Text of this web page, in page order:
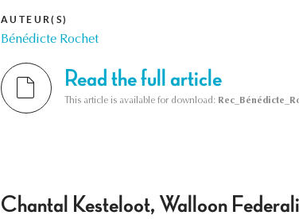
AUTEUR(S)
Bénédicte Rochet
Read the full article
This article is available for download:
Chantal Kesteloot, Walloon